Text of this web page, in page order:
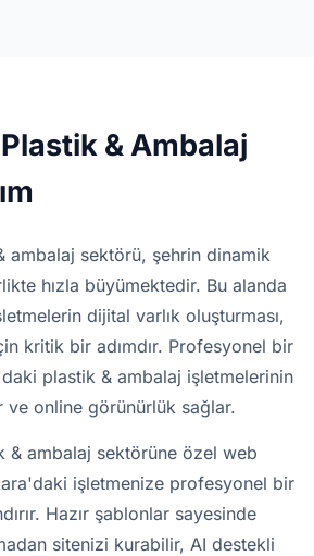
& Ambalaj
ambalaj sektörü, şehrin dinamik
hızla büyümektedir. Bu alanda
dijital varlık oluşturması,
kritik bir adımdır. Profesyonel bir
plastik & ambalaj işletmelerinin
ve online görünürlük sağlar.
& ambalaj sektörüne özel web
işletmenize profesyonel bir
Hazır şablonlar sayesinde
sitenizi kurabilir, AI destekli